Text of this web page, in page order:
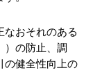
なおそれのある
）の防止、調
の健全性向上の